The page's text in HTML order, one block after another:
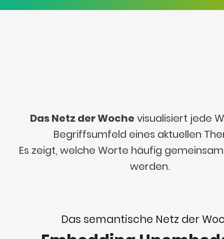
Das Netz der Woche visualisiert jede
Begriffsumfeld eines aktuellen
Es zeigt, welche Worte häufig
werden.
Das semantische Netz der